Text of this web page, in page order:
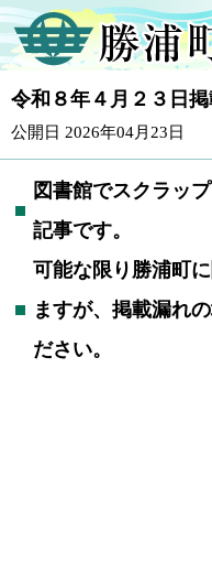
令和８年４月２３日
公開日 2026年04月23日
図書館でスクラッ
記事です。
可能な限り勝浦町
ますが、掲載漏れ
ださい。